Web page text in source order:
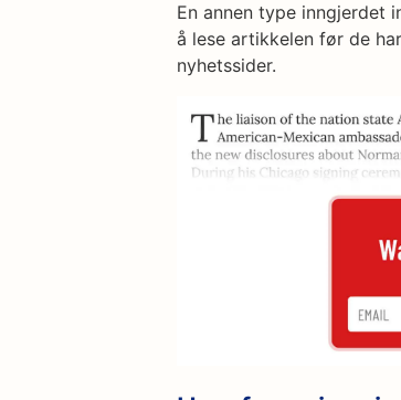
En annen type inngjerdet
å lese artikkelen før de
nyhetssider.